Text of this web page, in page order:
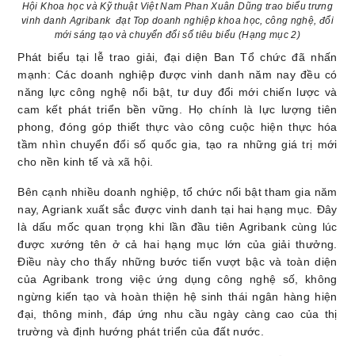
Hội Khoa học và Kỹ thuật Việt Nam Phan Xuân Dũng trao biểu trưng
vinh danh Agribank đạt Top doanh nghiệp khoa học, công nghệ, đổi
mới sáng tạo và chuyển đổi số tiêu biểu (Hạng mục 2)
Phát biểu tại lễ trao giải, đại diện Ban Tổ chức đã nhấn
mạnh: Các doanh nghiệp được vinh danh năm nay đều có
năng lực công nghệ nổi bật, tư duy đổi mới chiến lược và
cam kết phát triển bền vững. Họ chính là lực lượng tiên
phong, đóng góp thiết thực vào công cuộc hiện thực hóa
tầm nhìn chuyển đổi số quốc gia, tạo ra những giá trị mới
cho nền kinh tế và xã hội.
Bên cạnh nhiều doanh nghiệp, tổ chức nổi bật tham gia năm
nay, Agriank xuất sắc được vinh danh tại hai hạng mục. Đây
là dấu mốc quan trọng khi lần đầu tiên Agribank cùng lúc
được xướng tên ở cả hai hạng mục lớn của giải thưởng.
Điều này cho thấy những bước tiến vượt bậc và toàn diện
của Agribank trong việc ứng dụng công nghệ số, không
ngừng kiến tạo và hoàn thiện hệ sinh thái ngân hàng hiện
đại, thông minh, đáp ứng nhu cầu ngày càng cao của thị
trường và định hướng phát triển của đất nước.